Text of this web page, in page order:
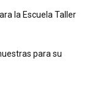
la Escuela Taller
para su